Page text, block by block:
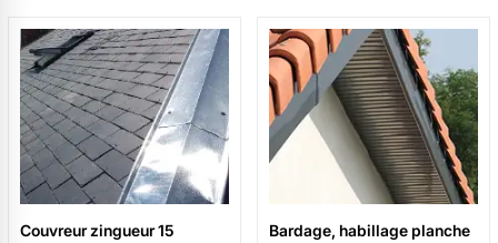
Couvreur zingueur 15
Bardage, habillage planche